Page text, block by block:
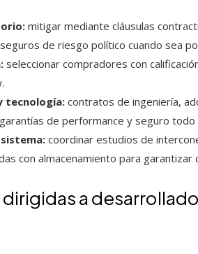
mitigar mediante cláusulas
de riesgo político cuando sea
seleccionar compradores con
tecnología: contratos de ingeniería,
de performance y seguro todo
coordinar estudios de
con almacenamiento para garantizar
a